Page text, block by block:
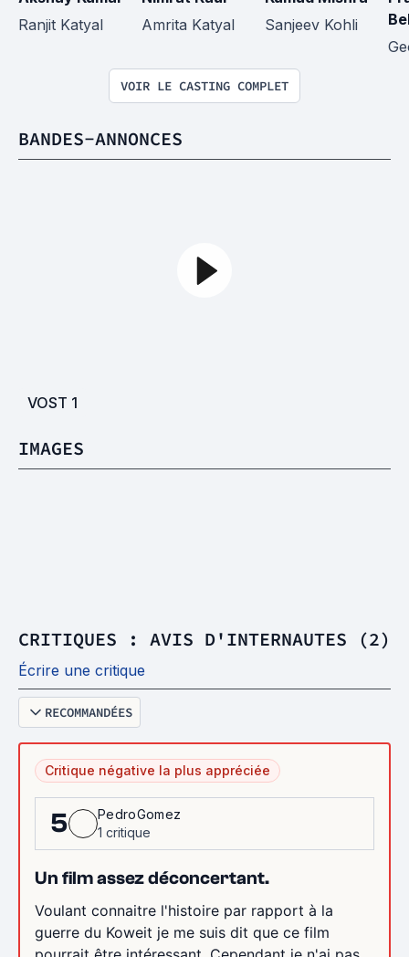
Ranjit Katyal
Amrita Katyal
Sanjeev Kohli
VOIR LE CASTING COMPLET
BANDES-ANNONCES
VOST 1
IMAGES
CRITIQUES : AVIS D'INTERNAUTES (2)
Écrire une critique
RECOMMANDÉES
Critique négative la plus appréciée
5
PedroGomez
1 critique
Un film assez déconcertant.
Voulant connaitre l'histoire par rapport à la
guerre du Koweit je me suis dit que ce film